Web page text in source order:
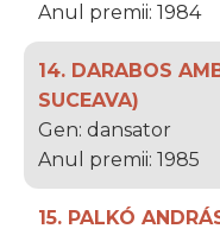
Anul premii: 1984
14. DARABOS
SUCEAVA)
Gen: dansator
Anul premii: 1985
15. PALKÓ